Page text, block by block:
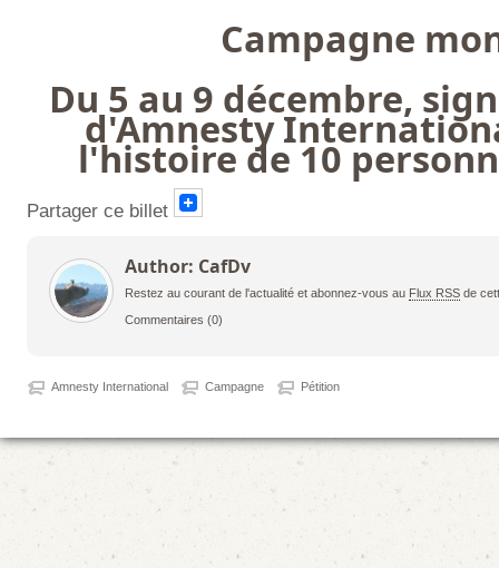
Campagne
Du 5 au 9 décembre,
d'Amnesty
l'histoire de 10
Partager ce billet
Author: CafDv
Restez au courant de l'actualité et abonnez-vous au Flux RSS de
Commentaires (0)
Amnesty International Campagne Pétition